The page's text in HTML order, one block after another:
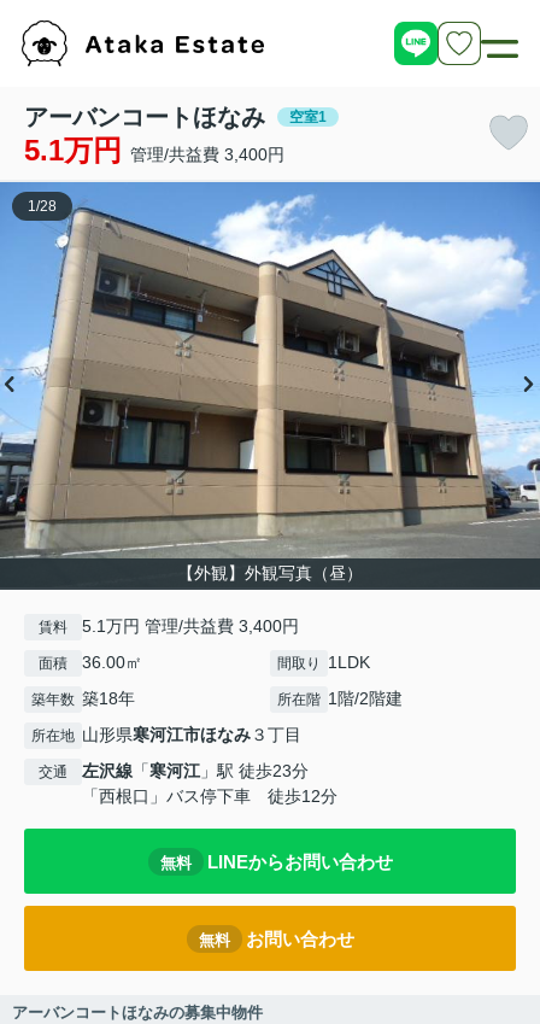
アーバンコートほなみ 空室1
5.1万円 管理/共益費 3,400円
【外観】外観写真（昼）
1 /28
賃料 5.1万円 管理/共益費 3,400円
面積 36.00㎡ 間取り 1LDK
築年数 築18年 所在階 1階/2階建
所在地 山形県寒河江市ほなみ３丁目
交通 左沢線 「寒河江 」駅 徒歩23分
「西根口」バス停下車 徒歩12分
無料 LINEからお問い合わせ
無料 お問い合わせ
アーバンコートほなみの募集中物件